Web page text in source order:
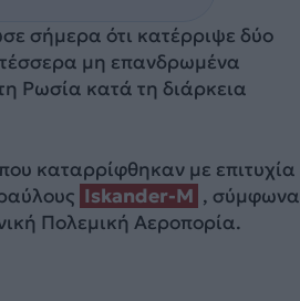
σήμερα ότι κατέρριψε δύο
μη επανδρωμένα
Ρωσία κατά τη διάρκεια
καταρρίφθηκαν με επιτυχία
Iskander-M , σύμφωνα
Πολεμική Αεροπορία.